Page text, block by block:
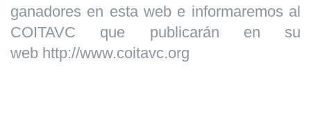
ganadores en esta web e informaremos al
COITAVC que publicarán en su
web http://www.coitavc.org